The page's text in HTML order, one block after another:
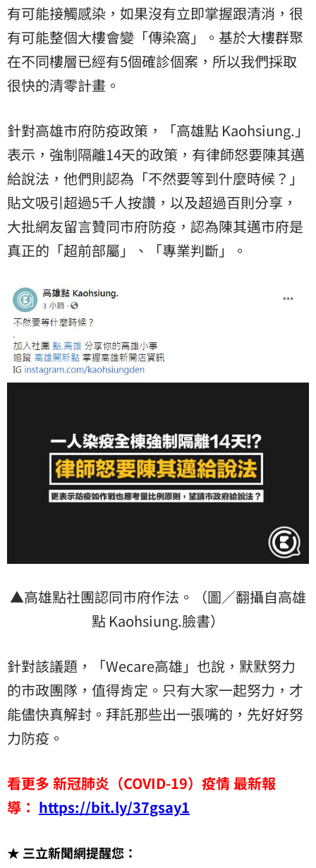
有可能接觸感染，如果沒有立即掌握跟清消，很
有可能整個大樓會變「傳染窩」。基於大樓群聚
在不同樓層已經有5個確診個案，所以我們採取
很快的清零計畫。
針對高雄市府防疫政策，「高雄點 Kaohsiung.」
表示，強制隔離14天的政策，有律師怒要陳其邁
給說法，他們則認為「不然要等到什麼時候？」
貼文吸引超過5千人按讚，以及超過百則分享，
大批網友留言贊同市府防疫，認為陳其邁市府是
真正的「超前部屬」、「專業判斷」。
▲高雄點社團認同市府作法。（圖／翻攝自高雄
點 Kaohsiung.臉書）
針對該議題，「Wecare高雄」也說，默默努力
的市政團隊，值得肯定。只有大家一起努力，才
能儘快真解封。拜託那些出一張嘴的，先好好努
力防疫。
看更多 新冠肺炎（COVID-19）疫情 最新報
導： https://bit.ly/37gsay1
★ 三立新聞網提醒您：